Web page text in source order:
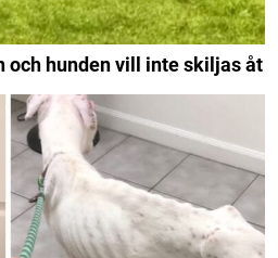
och hunden vill inte skiljas åt